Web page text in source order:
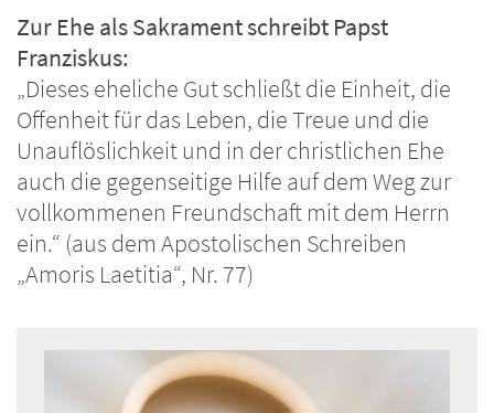
Zur Ehe als Sakrament schreibt Papst
Franziskus:
„Dieses eheliche Gut schließt die Einheit, die
Offenheit für das Leben, die Treue und die
Unauflöslichkeit und in der christlichen Ehe
auch die gegenseitige Hilfe auf dem Weg zur
vollkommenen Freundschaft mit dem Herrn
ein.“ (aus dem Apostolischen Schreiben
„Amoris Laetitia“, Nr. 77)